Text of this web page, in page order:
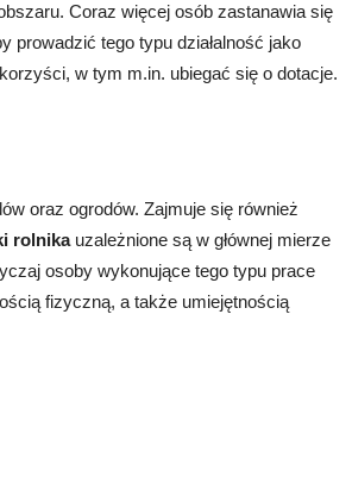
Coraz więcej osób zastanawia się
prowadzić tego typu działalność jako
w tym m.in. ubiegać się o dotacje.
oraz ogrodów. Zajmuje się również
rolnikauzależnione są w głównej mierze
osoby wykonujące tego typu prace
fizyczną, a także umiejętnością